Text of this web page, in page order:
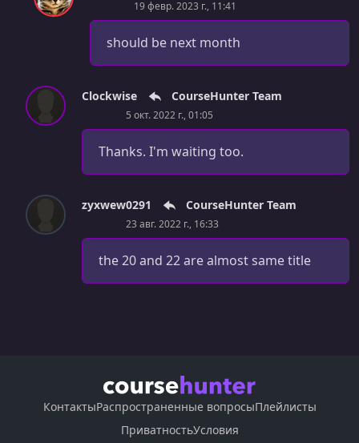
19 февр. 2023 г., 11:41
should be next month
Clockwise CourseHunter Team
5 окт. 2022 г., 01:05
Thanks. I'm waiting too.
zyxwew0291 CourseHunter Team
23 авг. 2022 г., 16:33
the 20 and 22 are almost same title
КонтактыРаспространенные вопросыПлейлисты
ПриватностьУсловия